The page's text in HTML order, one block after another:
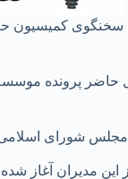
سخنگوی
شورای اسلامی
این مدیران